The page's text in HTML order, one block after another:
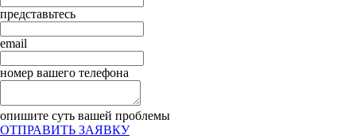
представьтесь
email
номер вашего телефона
опишите суть вашей проблемы
ОТПРАВИТЬ ЗАЯВКУ